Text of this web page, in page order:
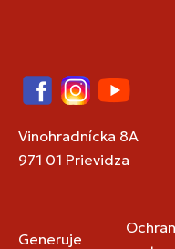
FacebookInstagram
YouTube
Vinohradnícka 8A
971 01 Prievidza
Generuje